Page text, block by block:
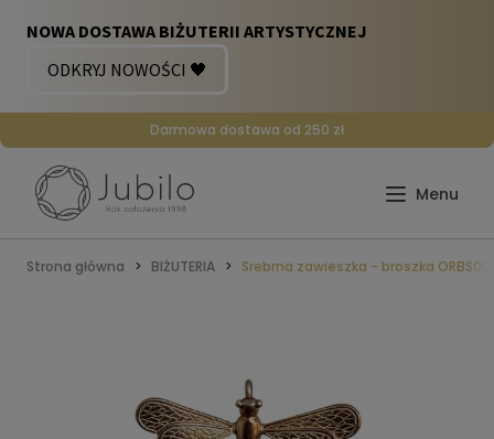
Darmowa dostawa od 250 zł
Strona główna BIŻUTERIA Srebrna zawieszka - broszka